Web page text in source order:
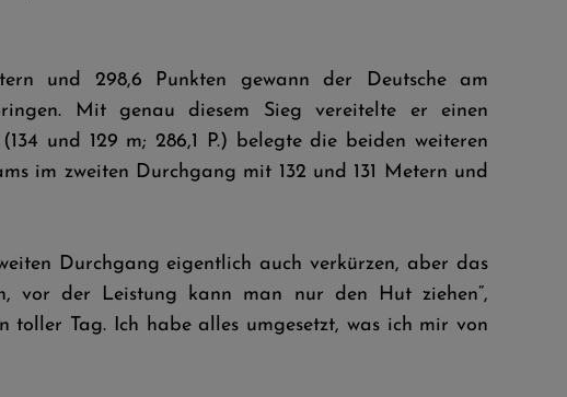
und 298,6 Punkten gewann der Deutsche am
Mit genau diesem Sieg vereitelte er einen
und 129 m; 286,1 P.) belegte die beiden weiteren
im zweiten Durchgang mit 132 und 131 Metern und
Durchgang eigentlich auch verkürzen, aber das
vor der Leistung kann man nur den Hut ziehen“,
toller Tag. Ich habe alles umgesetzt, was ich mir von